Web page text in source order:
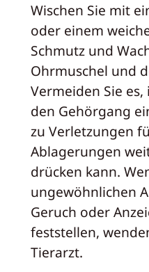
Wischen Sie mit
oder einem
Schmutz und
Ohrmuschel und
Vermeiden Sie
den Gehörgang
zu Verletzungen
Ablagerungen
drücken kann.
ungewöhnlichen
Geruch oder
feststellen,
Tierarzt.